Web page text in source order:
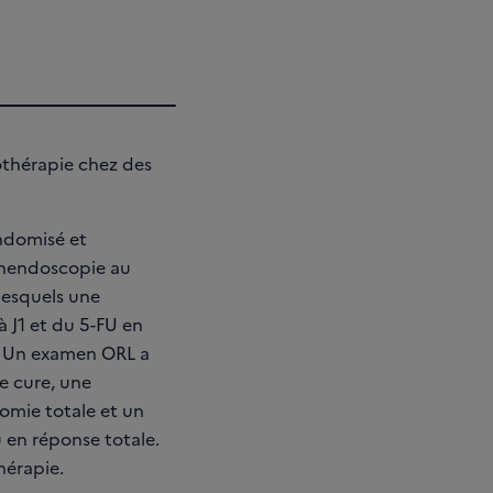
chez des
et
au
une
et du 5-FU en
examen ORL a
cure, une
totale et un
réponse totale.